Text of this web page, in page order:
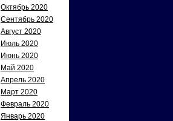
Октябрь 2020
Сентябрь 2020
Август 2020
Июль 2020
Июнь 2020
Май 2020
Апрель 2020
Март 2020
Февраль 2020
Январь 2020